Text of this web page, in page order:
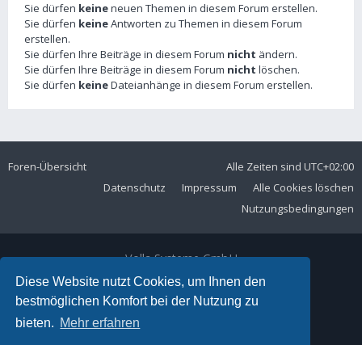
Diese Website nutzt Cookies, um Ihnen den
bestmöglichen Komfort bei der Nutzung zu
bieten. Mehr erfahren
Sie dürfen keineneuen Themen in diesem Forum erstellen.
Sie dürfen keineAntworten zu Themen in diesem Forum
erstellen.
Sie dürfen Ihre Beiträge in diesem Forum nicht ändern.
Sie dürfen Ihre Beiträge in diesem Forum nicht löschen.
Sie dürfen keineDateianhänge in diesem Forum erstellen.
Foren-Übersicht Alle Zeiten sind UTC+02:00
Alle Cookies löschen
Impressum
Datenschutz
Nutzungsbedingungen
Volla Systeme GmbH
Kölner Straße 102
42897 Remscheid
Telefon:+49 2191 59897 61
E-Mail: